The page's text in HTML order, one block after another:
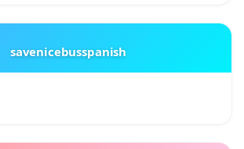
savenicebusspanish